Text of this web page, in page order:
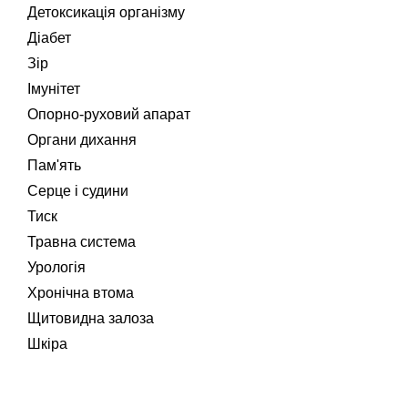
Детоксикація організму
Діабет
Зір
Імунітет
Опорно-руховий апарат
Органи дихання
Пам'ять
Серце і судини
Тиск
Травна система
Урологія
Хронічна втома
Щитовидна залоза
Шкіра